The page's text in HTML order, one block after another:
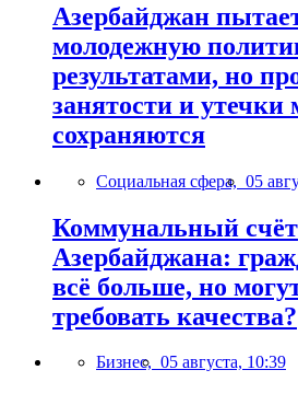
Азербайджан
молодежную
результатами, но
занятости и утечки
сохраняются
Социальная сфера, 05
Коммунальный счёт
Азербайджана:
всё больше, но
требовать качества?
Бизнес, 05 августа, 10:39